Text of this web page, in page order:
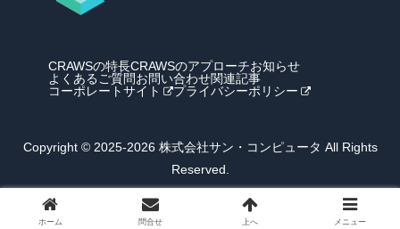
CRAWSの特長CRAWSのアプローチお知らせ
よくあるご質問お問い合わせ関連記事
コーポレートサイト
プライバシーポリシー
Copyright © 2025-2026 株式会社サン・コンピュータ All Rights
Reserved.
ホーム 問合せ 上へ メニュー